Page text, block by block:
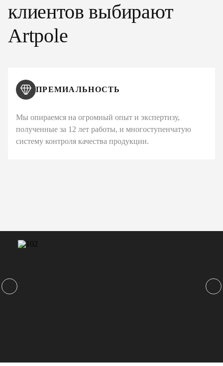
клиентов выбирают
Artpole
ПРЕМИАЛЬНОСТЬ
Мы опираемся на огромный опыт и экспертизу,
полученные за 12 лет работы, и многоступенчатую
систему контроля качества продукции.